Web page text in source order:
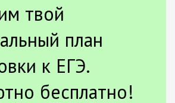
твой
план
к ЕГЭ.
бесплатно!